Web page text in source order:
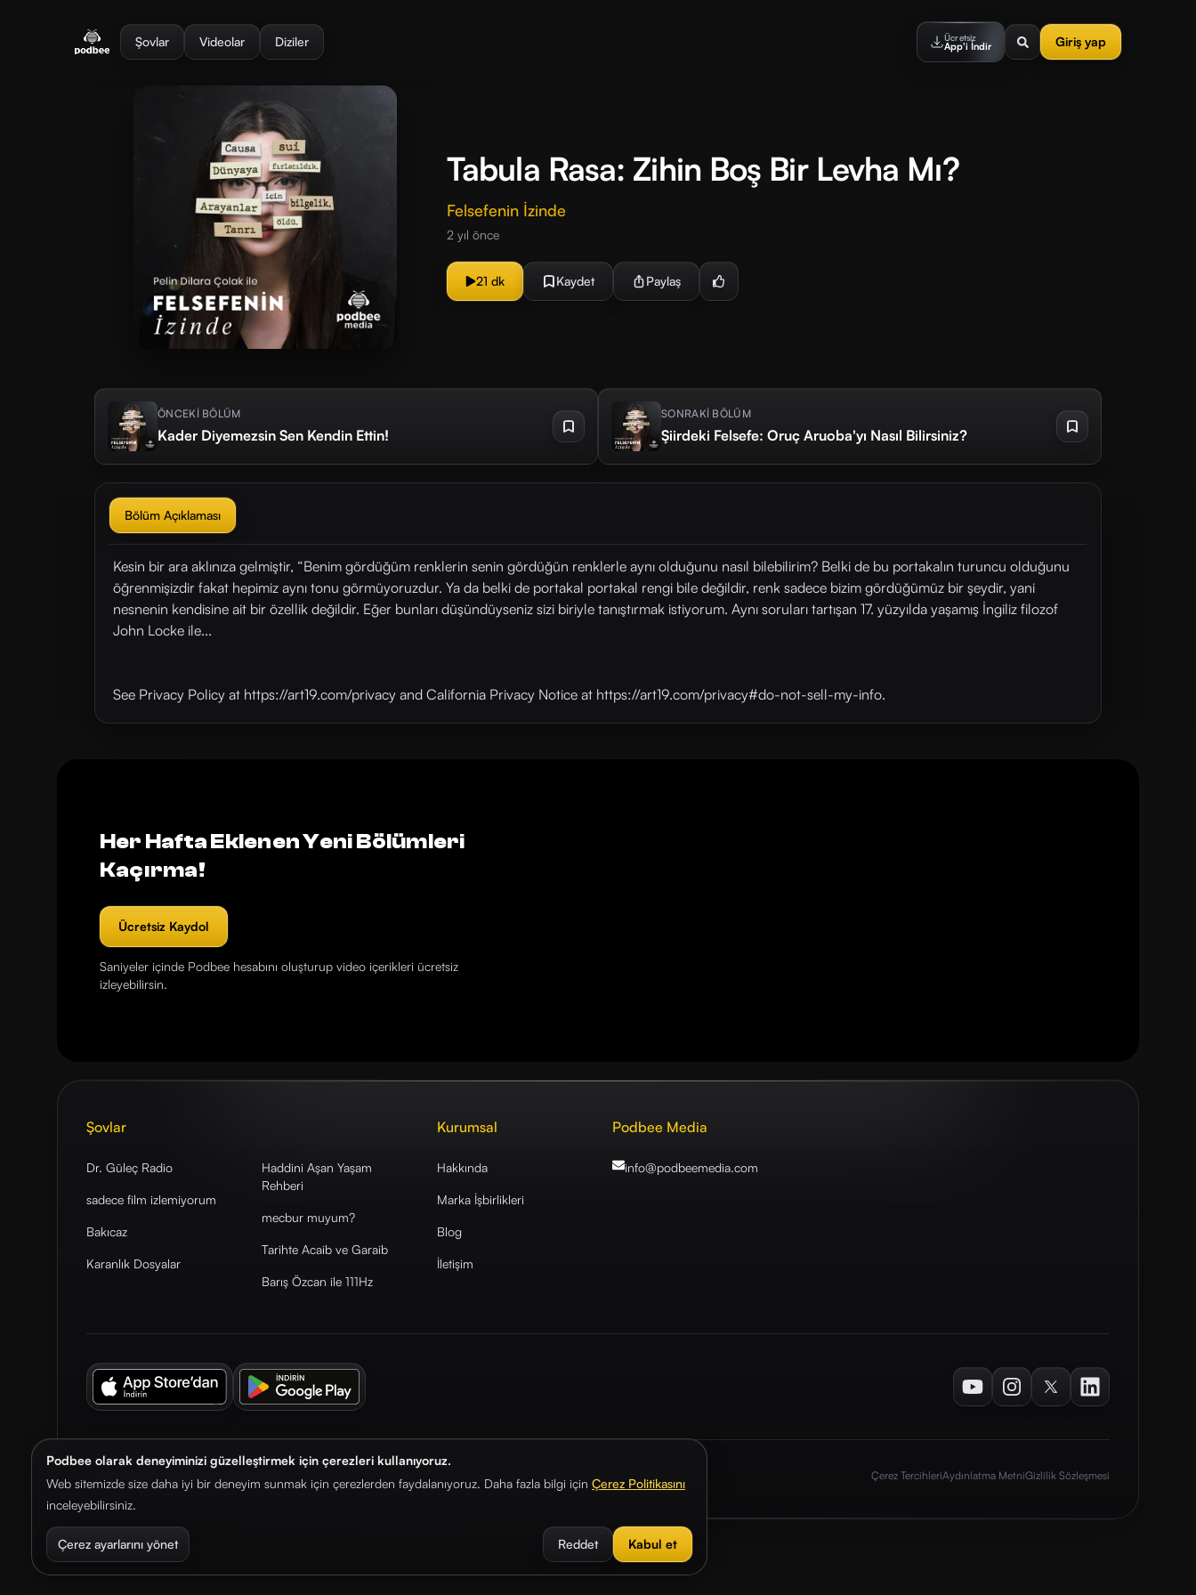
Podbee olarak deneyiminizi güzelleştirmek için çerezleri kullanıyoruz.
Web sitemizde size daha iyi bir deneyim sunmak için çerezlerden faydalanıyoruz. Daha fazla bilgi için Çerez Politikasını
inceleyebilirsiniz.
Çerez ayarlarını yönet Reddet Kabul et
Şovlar Videolar Diziler Ücretsiz
App'i İndir Giriş yap
Tabula Rasa: Zihin Boş Bir Levha Mı?
Felsefenin İzinde
2 yıl önce
21 dk Kaydet Paylaş
ÖNCEKİ BÖLÜM
Kader Diyemezsin Sen Kendin Ettin!
SONRAKİ BÖLÜM
Şiirdeki Felsefe: Oruç Aruoba'yı Nasıl Bilirsiniz?
Bölüm Açıklaması
Kesin bir ara aklınıza gelmiştir, “Benim gördüğüm renklerin senin gördüğün renklerle aynı olduğunu nasıl bilebilirim? Belki de bu portakalın turuncu olduğunu
öğrenmişizdir fakat hepimiz aynı tonu görmüyoruzdur. Ya da belki de portakal portakal rengi bile değildir, renk sadece bizim gördüğümüz bir şeydir, yani
nesnenin kendisine ait bir özellik değildir. Eğer bunları düşündüyseniz sizi biriyle tanıştırmak istiyorum. Aynı soruları tartışan 17. yüzyılda yaşamış İngiliz filozof
John Locke ile...
See Privacy Policy at https://art19.com/privacy and California Privacy Notice at https://art19.com/privacy#do-not-sell-my-info.
Her Hafta Eklenen Yeni Bölümleri
Kaçırma!
Ücretsiz Kaydol
Saniyeler içinde Podbee hesabını oluşturup video içerikleri ücretsiz
izleyebilirsin.
Şovlar
Dr. Güleç Radio
sadece film izlemiyorum
Bakıcaz
Karanlık Dosyalar
Haddini Aşan Yaşam
Rehberi
mecbur muyum?
Tarihte Acaib ve Garaib
Barış Özcan ile 111Hz
Kurumsal
Hakkında
Marka İşbirlikleri
Blog
İletişim
Podbee Media
info@podbeemedia.com
YoutubeInstagramTwitterLinkedIn
© 2026. Podbee Media. Tüm hakları saklıdır. Çerez TercihleriAydınlatma MetniGizlilik Sözleşmesi